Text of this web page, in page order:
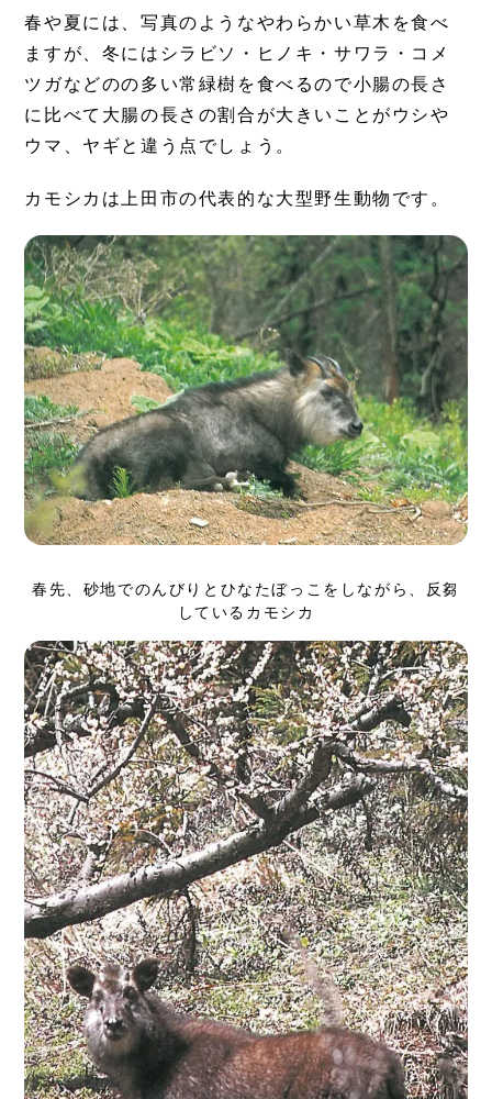
春や夏には、写真のようなやわらかい草木を食べ
ますが、冬にはシラビソ・ヒノキ・サワラ・コメ
ツガなどのの多い常緑樹を食べるので小腸の長さ
に比べて大腸の長さの割合が大きいことがウシや
ウマ、ヤギと違う点でしょう。
カモシカは上田市の代表的な大型野生動物です。
春先、砂地でのんびりとひなたぼっこをしながら、反芻
しているカモシカ